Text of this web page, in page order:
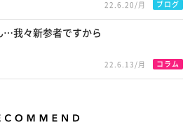
22.6.20/月 ブログ
…我々新参者ですから
22.6.13/月 コラム